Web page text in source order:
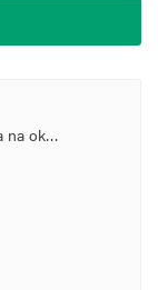
na ok…